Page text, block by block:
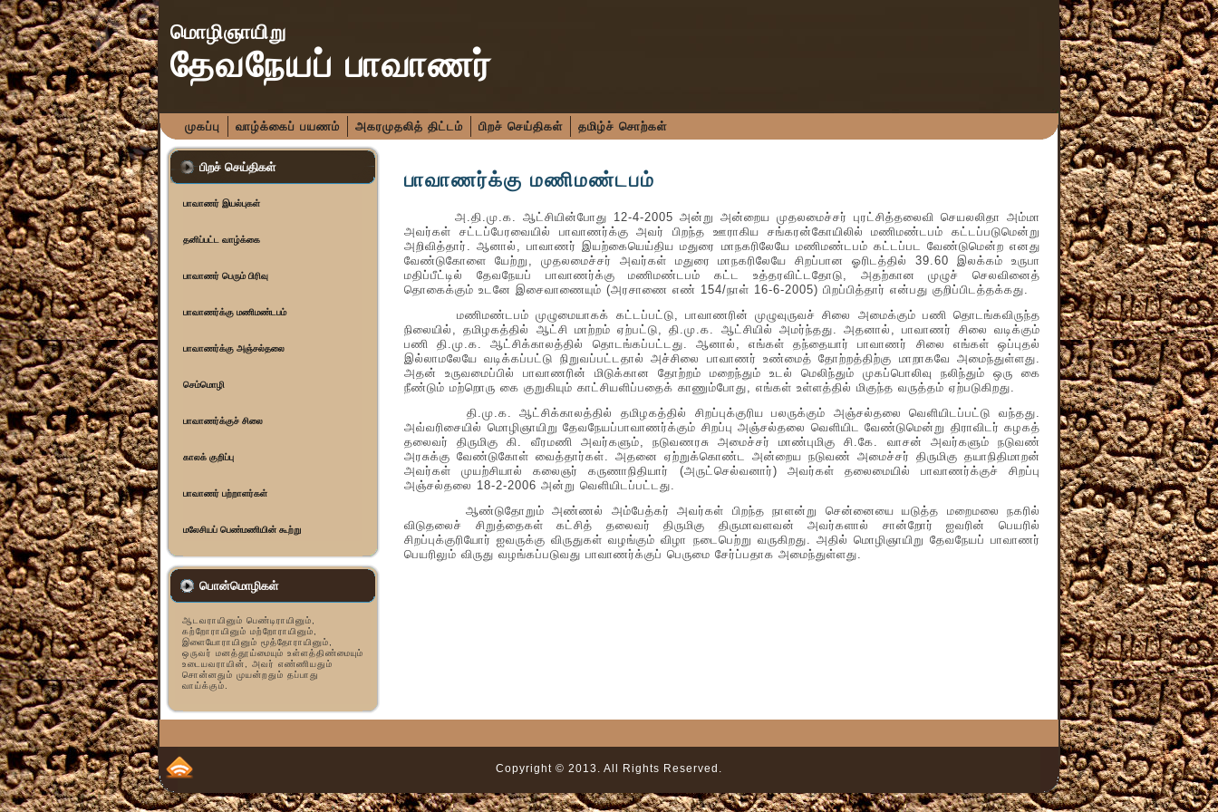
மொழிஞாயிறு
தேவநேயப் பாவாணர்
முகப்பு வாழ்க்கைப் பயணம் அகரமுதலித் திட்டம் பிறச் செய்திகள் தமிழ்ச் சொற்கள்
பிறச் செய்திகள்
பாவாணர் இயல்புகள்
தனிப்பட்ட வாழ்க்கை
பாவாணர் பெரும் பிரிவு
பாவாணர்க்கு மணிமண்டபம்
பாவாணர்க்கு அஞ்சல்தலை
செம்மொழி
பாவாணர்க்குச் சிலை
காலக் குறிப்பு
பாவாணர் பற்றாளர்கள்
மலேசியப் பெண்மணியின் கூற்று
பொன்மொழிகள்
ஆடவராயினும் பெண்டிராயினும்,
கற்றோராயினும் மற்றோராயினும்,
இளையோராயினும் மூத்தோராயினும்,
ஒருவர் மனத்தூய்மையும் உள்ளத்திண்மையும்
உடையவராயின், அவர் எண்ணியதும்
சொன்னதும் முயன்றதும் தப்பாது
வாய்க்கும்.
பாவாணர்க்கு மணிமண்டபம்
அ.தி.மு.க. ஆட்சியின்போது 12-4-2005 அன்று அன்றைய முதலமைச்சர் புரட்சித்தலைவி செயலலிதா அம்மா
அவர்கள் சட்டப்பேரவையில் பாவாணர்க்கு அவர் பிறந்த ஊராகிய சங்கரன்கோயிலில் மணிமண்டபம் கட்டப்படுமென்று
அறிவித்தார். ஆனால், பாவாணர் இயற்கையெய்திய மதுரை மாநகரிலேயே மணிமண்டபம் கட்டப்பட வேண்டுமென்ற எனது
வேண்டுகோளை யேற்று, முதலமைச்சர் அவர்கள் மதுரை மாநகரிலேயே சிறப்பான ஓரிடத்தில் 39.60 இலக்கம் உருபா
மதிப்பீட்டில் தேவநேயப் பாவாணர்க்கு மணிமண்டபம் கட்ட உத்தரவிட்டதோடு, அதற்கான முழுச் செலவினைத்
தொகைக்கும் உடனே இசைவாணையும் (அரசாணை எண் 154/நாள் 16-6-2005) பிறப்பித்தார் என்பது குறிப்பிடத்தக்கது.
மணிமண்டபம் முழுமையாகக் கட்டப்பட்டு, பாவாணரின் முழுவுருவச் சிலை அமைக்கும் பணி தொடங்கவிருந்த
நிலையில், தமிழகத்தில் ஆட்சி மாற்றம் ஏற்பட்டு, தி.மு.க. ஆட்சியில் அமர்ந்தது. அதனால், பாவாணர் சிலை வடிக்கும்
பணி தி.மு.க. ஆட்சிக்காலத்தில் தொடங்கப்பட்டது. ஆனால், எங்கள் தந்தையார் பாவாணர் சிலை எங்கள் ஒப்புதல்
இல்லாமலேயே வடிக்கப்பட்டு நிறுவப்பட்டதால் அச்சிலை பாவாணர் உண்மைத் தோற்றத்திற்கு மாறாகவே அமைந்துள்ளது.
அதன் உருவமைப்பில் பாவாணரின் மிடுக்கான தோற்றம் மறைந்தும் உடல் மெலிந்தும் முகப்பொலிவு நலிந்தும் ஒரு கை
நீண்டும் மற்றொரு கை குறுகியும் காட்சியளிப்பதைக் காணும்போது, எங்கள் உள்ளத்தில் மிகுந்த வருத்தம் ஏற்படுகிறது.
தி.மு.க. ஆட்சிக்காலத்தில் தமிழகத்தில் சிறப்புக்குரிய பலருக்கும் அஞ்சல்தலை வெளியிடப்பட்டு வந்தது.
அவ்வரிசையில் மொழிஞாயிறு தேவநேயப்பாவாணர்க்கும் சிறப்பு அஞ்சல்தலை வெளியிட வேண்டுமென்று திராவிடர் கழகத்
தலைவர் திருமிகு கி. வீரமணி அவர்களும், நடுவணரசு அமைச்சர் மாண்புமிகு சி.கே. வாசன் அவர்களும் நடுவண்
அரசுக்கு வேண்டுகோள் வைத்தார்கள். அதனை ஏற்றுக்கொண்ட அன்றைய நடுவண் அமைச்சர் திருமிகு தயாநிதிமாறன்
அவர்கள் முயற்சியால் கலைஞர் கருணாநிதியார் (அருட்செல்வனார்) அவர்கள் தலைமையில் பாவாணர்க்குச் சிறப்பு
அஞ்சல்தலை 18-2-2006 அன்று வெளியிடப்பட்டது.
ஆண்டுதோறும் அண்ணல் அம்பேத்கர் அவர்கள் பிறந்த நாளன்று சென்னையை யடுத்த மறைமலை நகரில்
விடுதலைச் சிறுத்தைகள் கட்சித் தலைவர் திருமிகு திருமாவளவன் அவர்களால் சான்றோர் ஐவரின் பெயரில்
சிறப்புக்குரியோர் ஐவருக்கு விருதுகள் வழங்கும் விழா நடைபெற்று வருகிறது. அதில் மொழிஞாயிறு தேவநேயப் பாவாணர்
பெயரிலும் விருது வழங்கப்படுவது பாவாணர்க்குப் பெருமை சேர்ப்பதாக அமைந்துள்ளது.
Copyright © 2013. All Rights Reserved.